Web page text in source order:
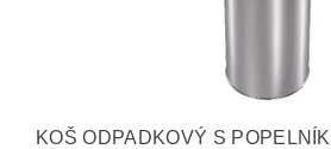
KOŠ ODPADKOVÝ S